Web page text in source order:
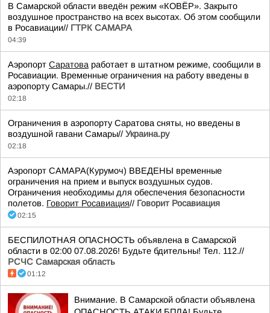
В Самарской области введён режим «КОВЁР». Закрыто
воздушное пространство на всех высотах. Об этом сообщили
в Росавиации// ГТРК САМАРА
04:39
Аэропорт Саратова работает в штатном режиме, сообщили в
Росавиации. Временные ограничения на работу введены в
аэропорту Самары.// ВЕСТИ
02:18
Ограничения в аэропорту Саратова сняты, но введены в
воздушной гавани Самары// Украина.ру
02:18
Аэропорт САМАРА(Курумоч) ВВЕДЕНЫ временные
ограничения на прием и выпуск воздушных судов.
Ограничения необходимы для обеспечения безопасности
полетов. Говорит Росавиация// Говорит Росавиация
02:15
БЕСПИЛОТНАЯ ОПАСНОСТЬ объявлена в Самарской
области в 02:00 07.08.2026! Будьте бдительны! Тел. 112.//
РСЧС Самарская область
01:12
Внимание. В Самарской области объявлена